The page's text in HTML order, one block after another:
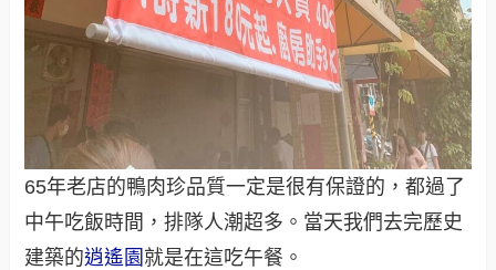
65年老店的鴨肉珍品質一定是很有保證的，都過了
中午吃飯時間，排隊人潮超多。當天我們去完歷史
建築的逍遙園 就是在這吃午餐。